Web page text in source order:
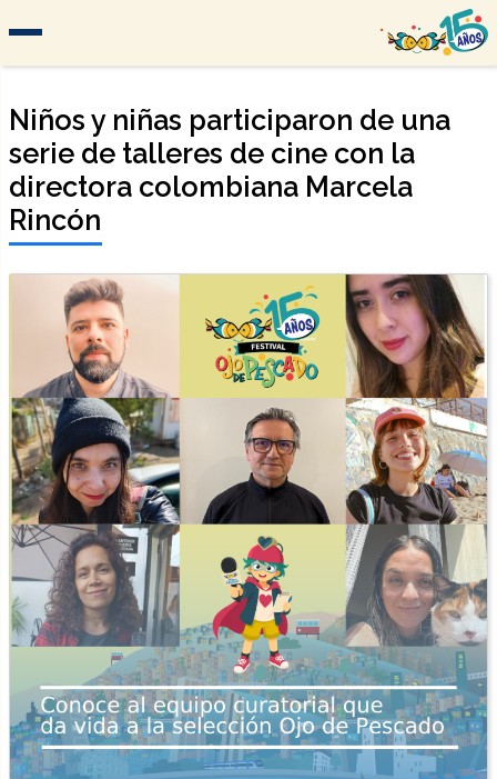
Niños y niñas participaron de una
serie de talleres de cine con la
directora colombiana Marcela
Rincón